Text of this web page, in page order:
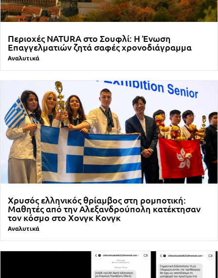
Περιοχές NATURA στο Σουφλί: Η Ένωση
Επαγγελματιών ζητά σαφές χρονοδιάγραμμα
Αναλυτικά
Χρυσός ελληνικός θρίαμβος στη ρομποτική:
Μαθητές από την Αλεξανδρούπολη κατέκτησαν
τον κόσμο στο Χονγκ Κονγκ
Αναλυτικά